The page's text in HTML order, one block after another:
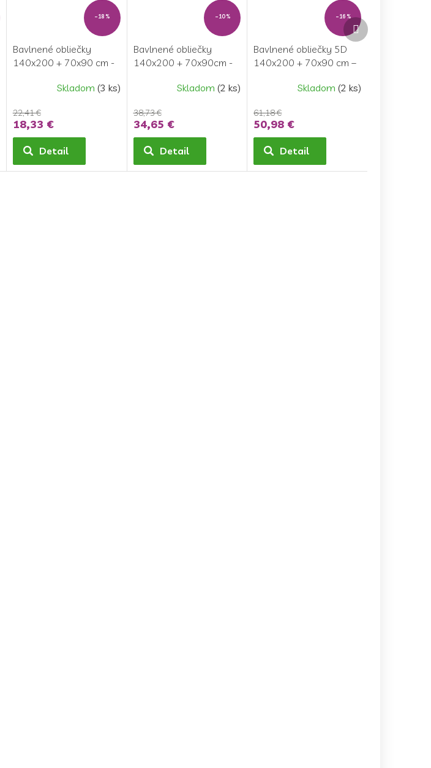
–18 %
Bavlnené obliečky
140x200 + 70x90 cm -
Skladom (3 ks)
22,41 €
18,33 €
Detail
–10 %
Bavlnené obliečky
140x200 + 70x90cm -
Skladom(2 ks)
38,73 €
34,65 €
Detail
–16 %
Bavlnené obliečky 5D
140x200 + 70x90 cm –
Skladom (2 ks)
61,18 €
50,98 €
Detail
Ďalší
produkt